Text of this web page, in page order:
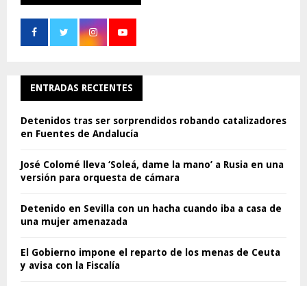
ENTRADAS RECIENTES
Detenidos tras ser sorprendidos robando catalizadores
en Fuentes de Andalucía
José Colomé lleva ‘Soleá, dame la mano’ a Rusia en una
versión para orquesta de cámara
Detenido en Sevilla con un hacha cuando iba a casa de
una mujer amenazada
El Gobierno impone el reparto de los menas de Ceuta
y avisa con la Fiscalía